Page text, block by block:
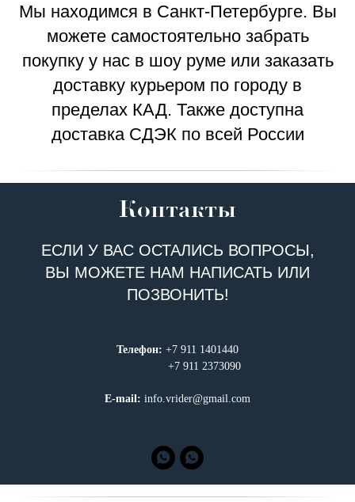
Мы находимся в Санкт-Петербурге. Вы
можете самостоятельно забрать
покупку у нас в шоу руме или заказать
доставку курьером по городу в
пределах КАД. Также доступна
доставка СДЭК по всей России
Контакты
ЕСЛИ У ВАС ОСТАЛИСЬ ВОПРОСЫ,
ВЫ МОЖЕТЕ НАМ НАПИСАТЬ ИЛИ
ПОЗВОНИТЬ!
Телефон: +7 911 1401440
+7 911 2373090
E-mail: info.vrider@gmail.com